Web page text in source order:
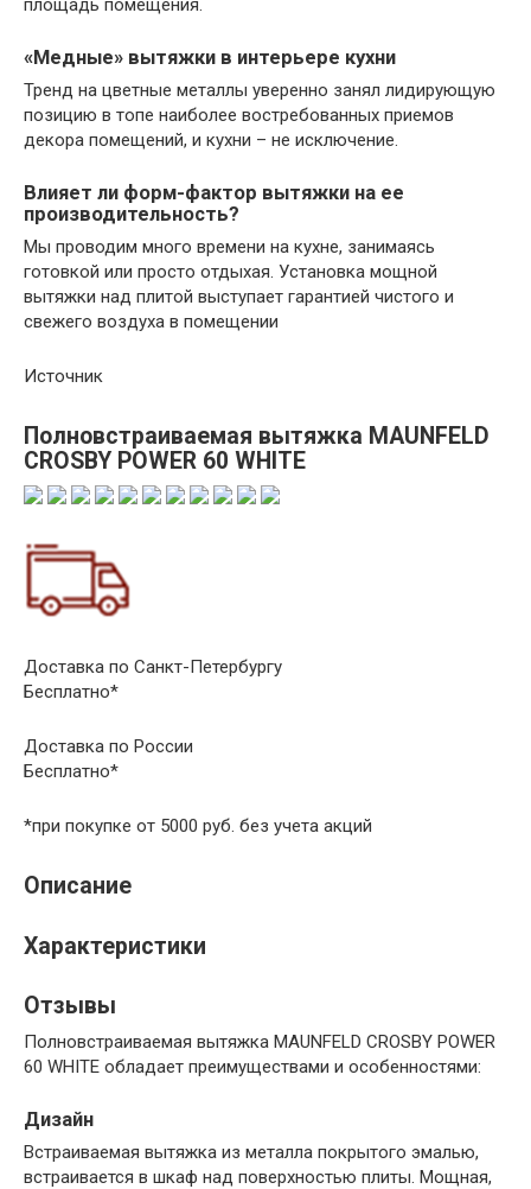
«Медные» вытяжки в интерьере кухни
Тренд на цветные металлы уверенно занял лидирующую
позицию в топе наиболее востребованных приемов
декора помещений, и кухни – не исключение.
Влияет ли форм-фактор вытяжки на ее
производительность?
Мы проводим много времени на кухне, занимаясь
готовкой или просто отдыхая. Установка мощной
вытяжки над плитой выступает гарантией чистого и
свежего воздуха в помещении
Источник
Полновстраиваемая вытяжка MAUNFELD
CROSBY POWER 60 WHITE
Доставка по Санкт-Петербургу
Бесплатно*
Доставка по России
Бесплатно*
*при покупке от 5000 руб. без учета акций
Описание
Характеристики
Отзывы
Полновстраиваемая вытяжка MAUNFELD CROSBY POWER
60 WHITE обладает преимуществами и особенностями:
Дизайн
Встраиваемая вытяжка из металла покрытого эмалью,
встраивается в шкаф над поверхностью плиты. Мощная,